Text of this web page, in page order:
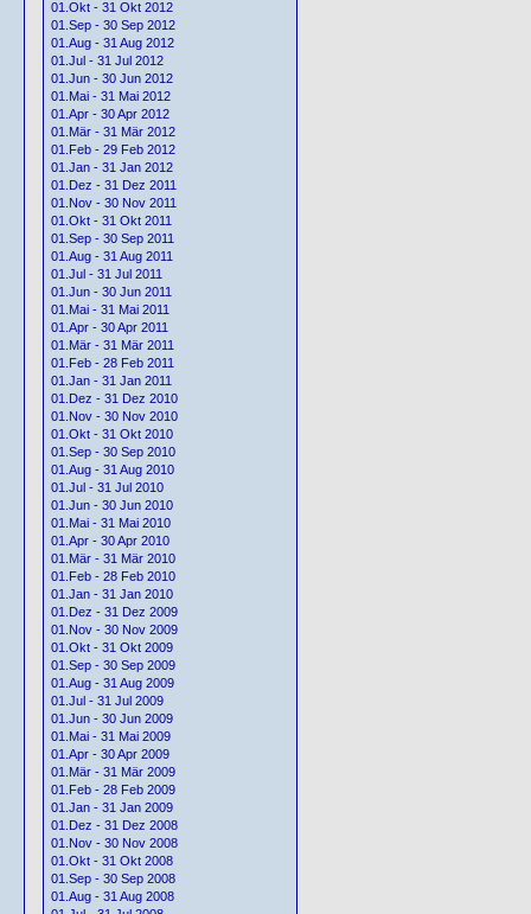
01.Okt - 31 Okt 2012
01.Sep - 30 Sep 2012
01.Aug - 31 Aug 2012
01.Jul - 31 Jul 2012
01.Jun - 30 Jun 2012
01.Mai - 31 Mai 2012
01.Apr - 30 Apr 2012
01.Mär - 31 Mär 2012
01.Feb - 29 Feb 2012
01.Jan - 31 Jan 2012
01.Dez - 31 Dez 2011
01.Nov - 30 Nov 2011
01.Okt - 31 Okt 2011
01.Sep - 30 Sep 2011
01.Aug - 31 Aug 2011
01.Jul - 31 Jul 2011
01.Jun - 30 Jun 2011
01.Mai - 31 Mai 2011
01.Apr - 30 Apr 2011
01.Mär - 31 Mär 2011
01.Feb - 28 Feb 2011
01.Jan - 31 Jan 2011
01.Dez - 31 Dez 2010
01.Nov - 30 Nov 2010
01.Okt - 31 Okt 2010
01.Sep - 30 Sep 2010
01.Aug - 31 Aug 2010
01.Jul - 31 Jul 2010
01.Jun - 30 Jun 2010
01.Mai - 31 Mai 2010
01.Apr - 30 Apr 2010
01.Mär - 31 Mär 2010
01.Feb - 28 Feb 2010
01.Jan - 31 Jan 2010
01.Dez - 31 Dez 2009
01.Nov - 30 Nov 2009
01.Okt - 31 Okt 2009
01.Sep - 30 Sep 2009
01.Aug - 31 Aug 2009
01.Jul - 31 Jul 2009
01.Jun - 30 Jun 2009
01.Mai - 31 Mai 2009
01.Apr - 30 Apr 2009
01.Mär - 31 Mär 2009
01.Feb - 28 Feb 2009
01.Jan - 31 Jan 2009
01.Dez - 31 Dez 2008
01.Nov - 30 Nov 2008
01.Okt - 31 Okt 2008
01.Sep - 30 Sep 2008
01.Aug - 31 Aug 2008